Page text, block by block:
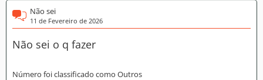
Não sei
11 de Fevereiro de 2026
Não sei o q fazer
Número foi classificado como Outros